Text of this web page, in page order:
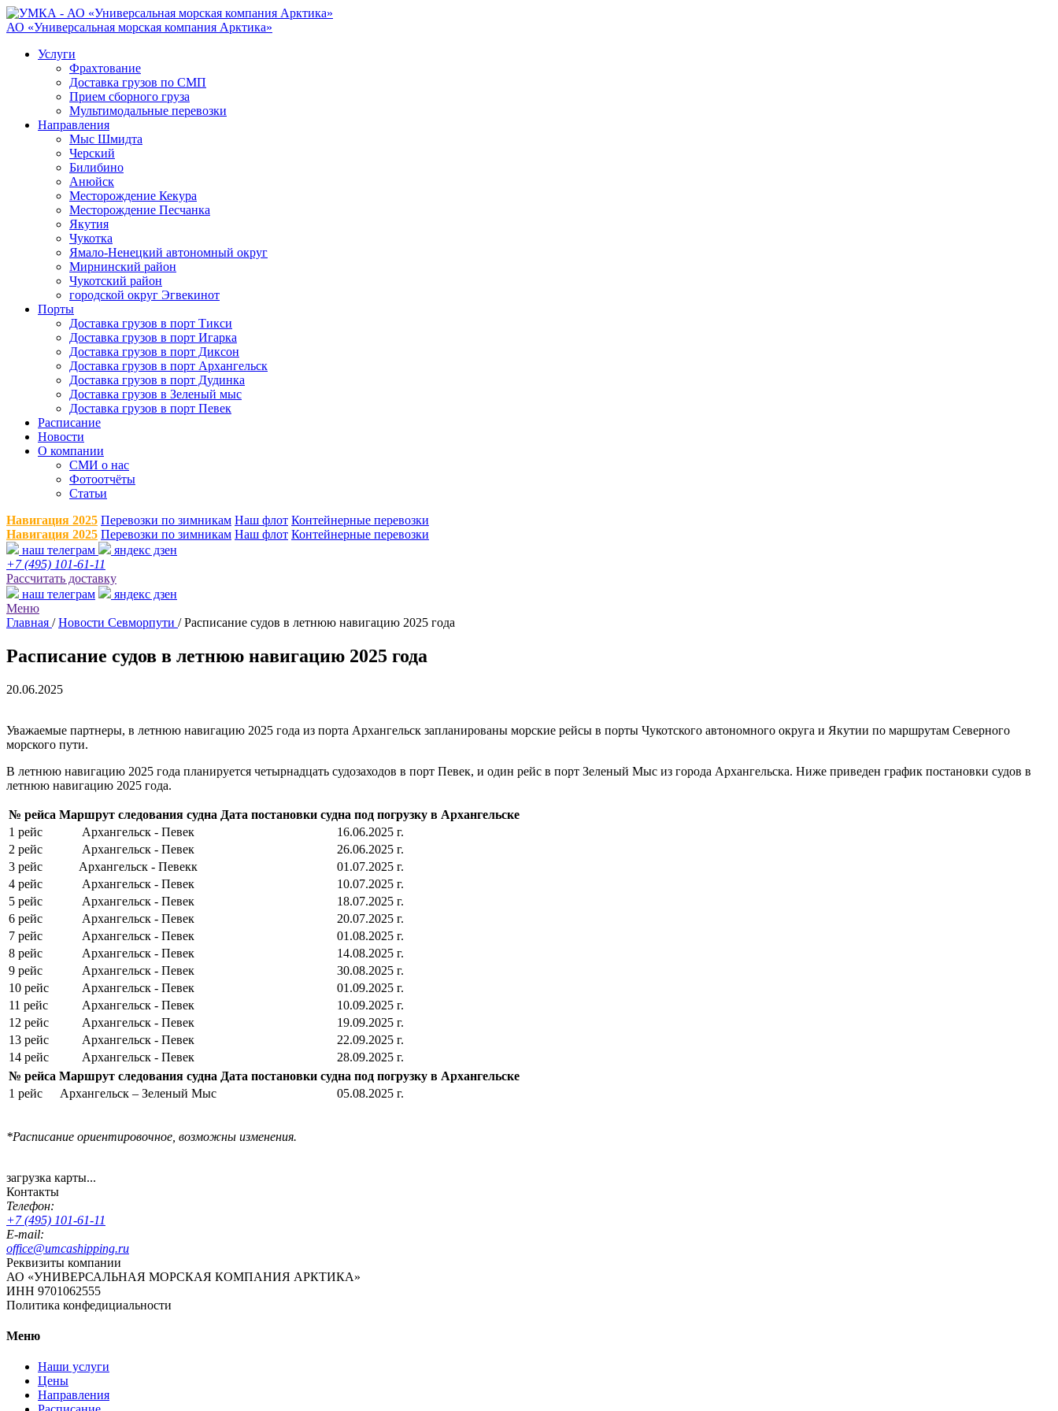
АО «Универсальная морская компания Арктика»
Услуги
Фрахтование
Доставка грузов по СМП
Прием сборного груза
Мультимодальные перевозки
Направления
Мыс Шмидта
Черский
Билибино
Анюйск
Месторождение Кекура
Месторождение Песчанка
Якутия
Чукотка
Ямало-Ненецкий автономный округ
Мирнинский район
Чукотский район
городской округ Эгвекинот
Порты
Доставка грузов в порт Тикси
Доставка грузов в порт Игарка
Доставка грузов в порт Диксон
Доставка грузов в порт Архангельск
Доставка грузов в порт Дудинка
Доставка грузов в Зеленый мыс
Доставка грузов в порт Певек
Расписание
Новости
О компании
СМИ о нас
Фотоотчёты
Статьи
Навигация 2025 Перевозки по зимникам Наш флот Контейнерные перевозки
Навигация 2025 Перевозки по зимникам Наш флот Контейнерные перевозки
наш телеграм
яндекс дзен
+7 (495) 101-61-11
Рассчитать доставку
наш телеграм
яндекс дзен
Меню
Главная /Новости Севморпути /Расписание судов в летнюю навигацию 2025 года
Расписание судов в летнюю навигацию 2025 года
20.06.2025
Уважаемые партнеры, в летнюю навигацию 2025 года из порта Архангельск запланированы морские рейсы в порты Чукотского автономного округа и Якутии по маршрутам Северного
морского пути.
В летнюю навигацию 2025 года планируется четырнадцать судозаходов в порт Певек, и один рейс в порт Зеленый Мыс из города Архангельска. Ниже приведен график постановки судов в
летнюю навигацию 2025 года.
№ рейса Маршрут следования судна Дата постановки судна под погрузку в Архангельске
1 рейс
Архангельск - Певек
16.06.2025 г.
2 рейс
Архангельск - Певек
26.06.2025 г.
3 рейс
Архангельск - Певекк
01.07.2025 г.
4 рейс
Архангельск - Певек
10.07.2025 г.
5 рейс
Архангельск - Певек
18.07.2025 г.
6 рейс
Архангельск - Певек
20.07.2025 г.
7 рейс
Архангельск - Певек
01.08.2025 г.
8 рейс
Архангельск - Певек
14.08.2025 г.
9 рейс
Архангельск - Певек
30.08.2025 г.
10 рейс
Архангельск - Певек
01.09.2025 г.
11 рейс
Архангельск - Певек
10.09.2025 г.
12 рейс
Архангельск - Певек
19.09.2025 г.
13 рейс
Архангельск - Певек
22.09.2025 г.
14 рейс
Архангельск - Певек
28.09.2025 г.
№ рейса Маршрут следования судна Дата постановки судна под погрузку в Архангельске
1 рейс
Архангельск – Зеленый Мыс 05.08.2025 г.
*Расписание ориентировочное, возможны изменения.
загрузка карты...
Контакты
Телефон:
+7 (495) 101-61-11
E-mail:
office@umcashipping.ru
Реквизиты компании
АО «УНИВЕРСАЛЬНАЯ МОРСКАЯ КОМПАНИЯ АРКТИКА»
ИНН 9701062555
Политика конфедициальности
Меню
Наши услуги
Цены
Направления